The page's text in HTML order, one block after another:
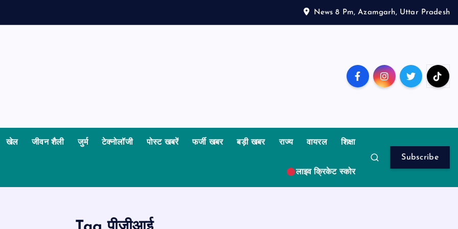
News 8 Pm, Azamgarh, Uttar Pradesh
खेल जीवन शैली जुर्म टेक्नोलॉजी पोस्ट खबरें फर्जी खबर बड़ी खबर राज्य वायरल शिक्षा
लाइव क्रिकेट स्कोर
Subscribe